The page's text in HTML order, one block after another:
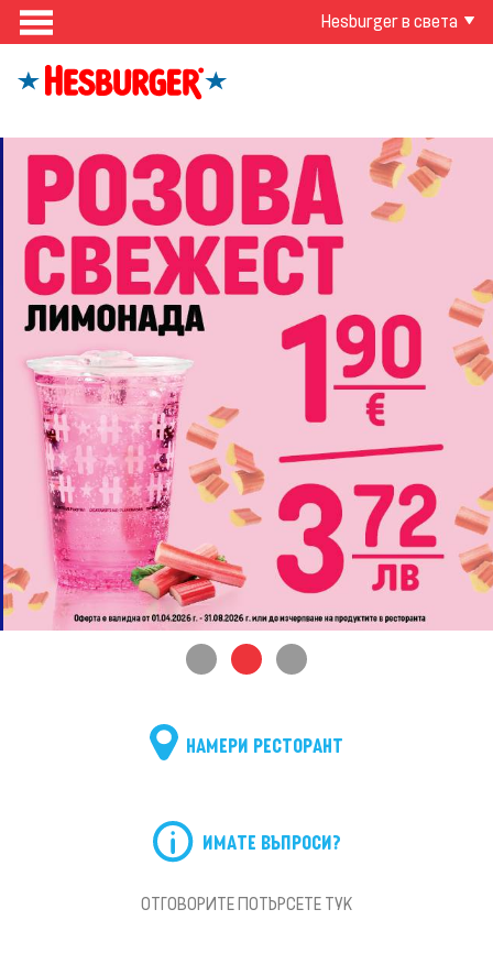
Hesburger в света
НАМЕРИ РЕСТОРАНТ
ИМАТЕ ВЪПРОСИ?
ОТГОВОРИТЕ ПОТЪРСЕТЕ ТУК